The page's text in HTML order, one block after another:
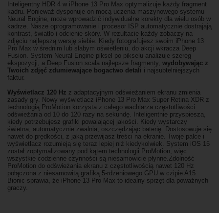
Inteligentny HDR 4 w iPhone 13 Pro Max optymalizuje każdy fragment
kadru. Ponieważ dysponuje on mocą uczenia maszynowego systemu
Neural Engine, może wprowadzić indywidualne korekty dla wielu osób w
kadrze. Nasze oprogramowanie i procesor ISP automatycznie dostrajają
kontrast, światło i odcienie skóry. W rezultacie każdy zobaczy na
zdjęciu najlepszą wersję siebie. Kiedy fotografujesz swoim iPhone 13
Pro Max w średnim lub słabym oświetleniu, do akcji wkracza Deep
Fusion. System Neural Engine piksel po pikselu analizuje szereg
ekspozycji, a Deep Fusion scala najlepsze fragmenty, wydobywając z
Twoich zdjęć zdumiewające bogactwo detali i najsubtelniejszych
faktur.
Wyświetlacz 120 Hz z adaptacyjnym odświeżaniem ekranu zmienia
zasady gry. Nowy wyświetlacz iPhone 13 Pro Max Super Retina XDR z
technologią ProMotion korzysta z całego wachlarza częstotliwości
odświeżania od 10 do 120 razy na sekundę. Inteligentnie przyspiesza,
kiedy potrzebujesz grafiki powalającej jakości. Kiedy wystarczy
świetna, automatycznie zwalnia, oszczędzając baterię. Dostosowuje się
nawet do prędkości, z jaką przewijasz treści na ekranie. Twoje palce i
wyświetlacz rozumieją się teraz lepiej niż kiedykolwiek. System iOS 15
został zoptymalizowany pod kątem technologii ProMotion, więc
wszystkie codzienne czynności są niesamowicie płynne.Zdolność
ProMotion do odświeżania ekranu z częstotliwością nawet 120 Hz
połączona z niesamowitą grafiką 5-rdzeniowego GPU w czipie A15
Bionic sprawia, że iPhone 13 Pro Max to idealny sprzęt dla poważnych
graczy.